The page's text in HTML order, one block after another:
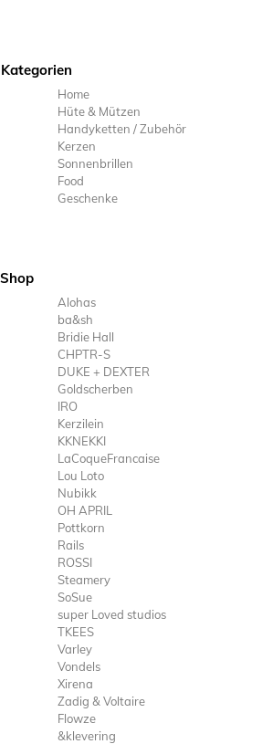
Home
Hüte & Mützen
Handyketten / Zubehör
Kerzen
Sonnenbrillen
Food
Geschenke
Alohas
ba&sh
Bridie Hall
CHPTR-S
DUKE + DEXTER
Goldscherben
IRO
Kerzilein
KKNEKKI
LaCoqueFrancaise
Lou Loto
Nubikk
OH APRIL
Pottkorn
Rails
ROSSI
Steamery
SoSue
super Loved studios
TKEES
Varley
Vondels
Xirena
Zadig & Voltaire
Flowze
&klevering